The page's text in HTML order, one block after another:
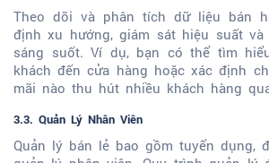
Theo dõi và phân tích dữ liệu bán
định xu hướng, giám sát hiệu suất
sáng suốt. Ví dụ, bạn có thể tìm
khách đến cửa hàng hoặc xác định
mãi nào thu hút nhiều khách hàng
3.3. Quản Lý Nhân Viên
Quản lý bán lẻ bao gồm tuyển dụng,